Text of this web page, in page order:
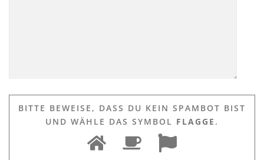
BITTE BEWEISE, DASS DU KEIN SPAMBOT BIST
UND WÄHLE DAS SYMBOL FLAGGE .